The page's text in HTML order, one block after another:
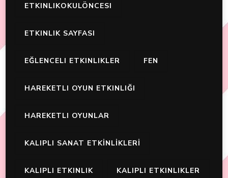
ETKINLIKOKULÖNCESI
ETKINLIK SAYFASI
EĞLENCELI ETKINLIKLER FEN
HAREKETLI OYUN ETKINLIĞI
HAREKETLI OYUNLAR
KALIPLI SANAT ETKİNLİKLERİ
KALIPLI ETKINLIK KALIPLI ETKINLIKLER